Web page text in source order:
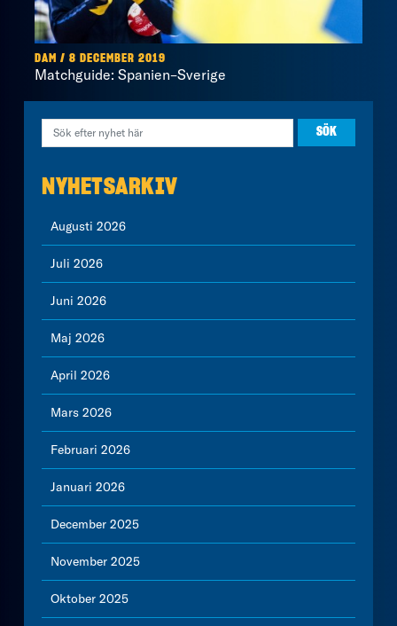
DAM / 8 DECEMBER 2019
Matchguide: Spanien–Sverige
NYHETSARKIV
Augusti 2026
Juli 2026
Juni 2026
Maj 2026
April 2026
Mars 2026
Februari 2026
Januari 2026
December 2025
November 2025
Oktober 2025